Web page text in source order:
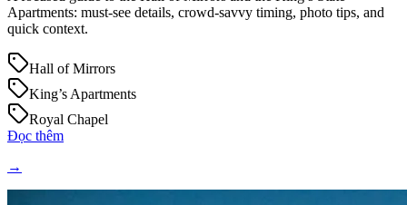
Apartments: must‑see details, crowd‑savvy timing, photo tips, and
quick context.
Hall of Mirrors
King’s Apartments
Royal Chapel
Đọc thêm
→